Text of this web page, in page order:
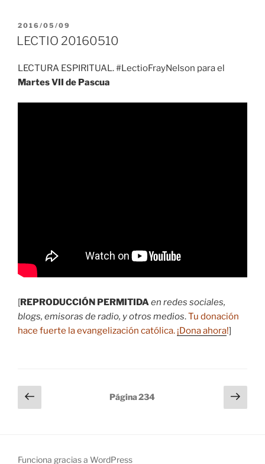
PUBLICADO
EL
2016/05/09
LECTIO 20160510
LECTURA ESPIRITUAL. #LectioFrayNelson para el
Martes VII de Pascua
[REPRODUCCIÓN PERMITIDA en redes sociales,
blogs, emisoras de radio, y otros medios.Tu donación
hace fuerte la evangelización católica. ¡Dona ahora!]
Paginación
de
Página
anterior
Página234
Funciona gracias a WordPress